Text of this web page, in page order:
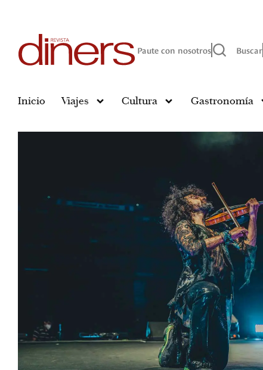
Paute con nosotros Buscar
Inicio Viajes Cultura Gastronomía